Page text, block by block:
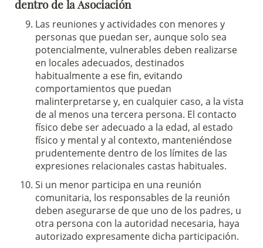
dentro de la Asociación
Las reuniones y actividades con menores y
personas que puedan ser, aunque solo sea
potencialmente, vulnerables deben realizarse
en locales adecuados, destinados
habitualmente a ese fin, evitando
comportamientos que puedan
malinterpretarse y, en cualquier caso, a la vista
de al menos una tercera persona. El contacto
físico debe ser adecuado a la edad, al estado
físico y mental y al contexto, manteniéndose
prudentemente dentro de los límites de las
expresiones relacionales castas habituales.
Si un menor participa en una reunión
comunitaria, los responsables de la reunión
deben asegurarse de que uno de los padres, u
otra persona con la autoridad necesaria, haya
autorizado expresamente dicha participación.